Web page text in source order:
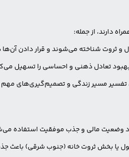
دارند، از جمله:
ثروت شناخته می‌شوند و قرار دادن آن‌ها
تعادل ذهنی و احساسی را تسهیل
تفسیر مسیر زندگی و تصمیم‌گیری‌های
وضعیت مالی و جذب موفقیت استفاده
یا بخش ثروت خانه (جنوب شرقی) باعث